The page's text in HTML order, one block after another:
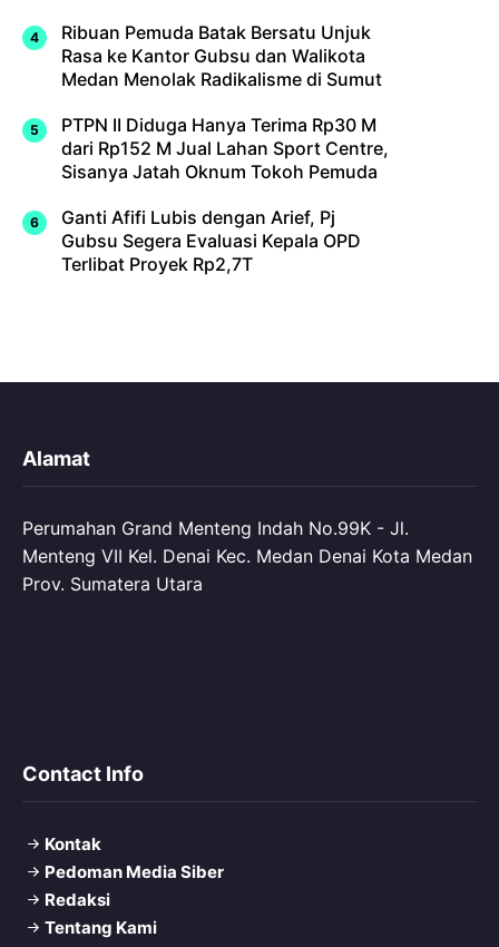
Ribuan Pemuda Batak Bersatu Unjuk
Rasa ke Kantor Gubsu dan Walikota
Medan Menolak Radikalisme di Sumut
PTPN II Diduga Hanya Terima Rp30 M
dari Rp152 M Jual Lahan Sport Centre,
Sisanya Jatah Oknum Tokoh Pemuda
Ganti Afifi Lubis dengan Arief, Pj
Gubsu Segera Evaluasi Kepala OPD
Terlibat Proyek Rp2,7T
Alamat
Perumahan Grand Menteng Indah No.99K - Jl.
Menteng VII Kel. Denai Kec. Medan Denai Kota Medan
Prov. Sumatera Utara
Contact Info
Kontak
Pedoman Media Siber
Redaksi
Tentang Kami